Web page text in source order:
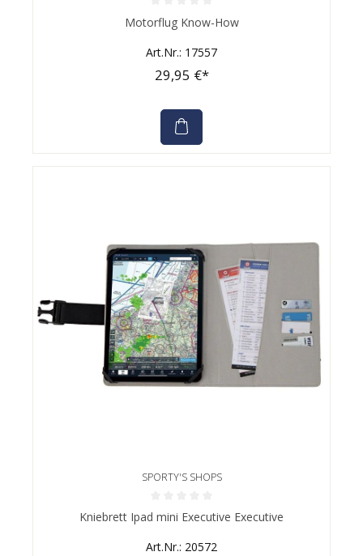
Durchschnittliche Bewertung von 0 von 5 Sternen
Motorflug Know-How
Art.Nr.: 17557
29,95 €*
SPORTY'S SHOPS
Durchschnittliche Bewertung von 0 von 5 Sternen
Kniebrett Ipad mini Executive Executive
Art.Nr.: 20572